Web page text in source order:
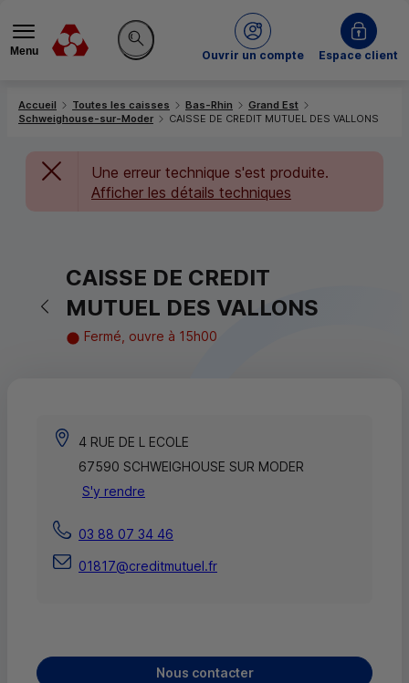
Menu
Rechercher sur le site
Ouvrir un compte
du Crédit MutuelEspace client
Accueil Toutes les caisses Bas-Rhin
Grand Est
Schweighouse-sur-Moder
CAISSE DE CREDIT MUTUEL DES VALLONS
Une erreur technique s'est produite.
Afficher les détails techniques
Retour vers la page précédente
CAISSE DE CREDIT
MUTUEL DES VALLONS
Fermé, ouvre à 15h00
4 RUE DE L ECOLE
67590 SCHWEIGHOUSE SUR MODER
S'y rendre
03 88 07 34 46
01817@creditmutuel.fr
Nous contacter